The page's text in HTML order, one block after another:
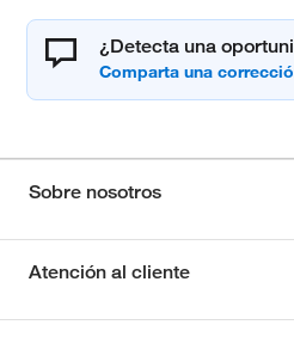
¿Detecta una
Sobre nosotros
Atención al cliente